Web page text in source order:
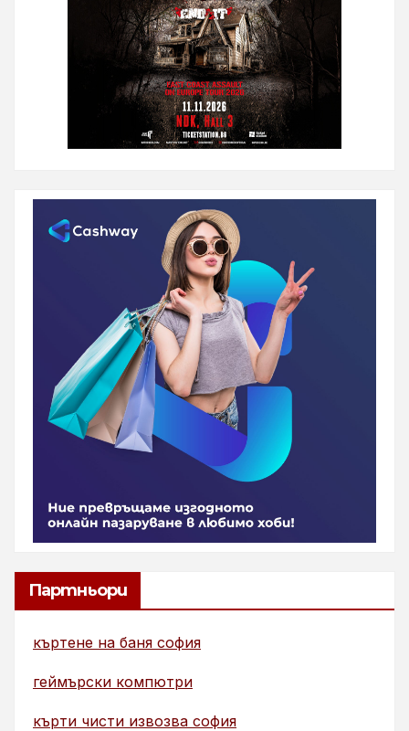
Партньори
къртене на баня софия
геймърски компютри
кърти чисти извозва софия